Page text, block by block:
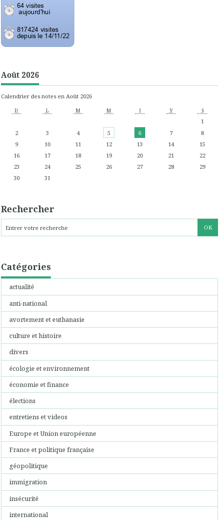
Août 2026
Calendrier des notes en Août 2026
D L M M J V S
1
2
3 4 5 6 7
8
9
10 11 12 13 14
15
16
17 18 19 20 21
22
23
24 25 26 27 28
29
30
31
Rechercher
Catégories
actualité
anti-national
avortement et euthanasie
culture et histoire
divers
écologie et environnement
économie et finance
élections
entretiens et videos
Europe et Union européenne
France et politique française
géopolitique
immigration
insécurité
international